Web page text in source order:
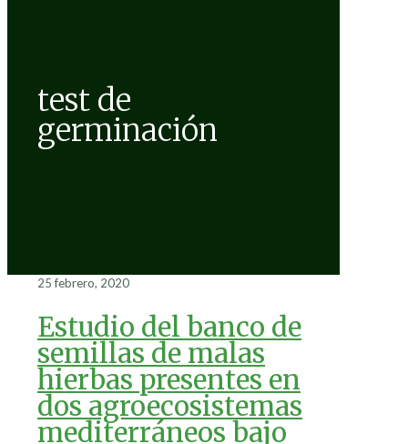
test de
germinación
25 febrero, 2020
Estudio del banco de
semillas de malas
hierbas presentes en
dos agroecosistemas
mediterráneos bajo